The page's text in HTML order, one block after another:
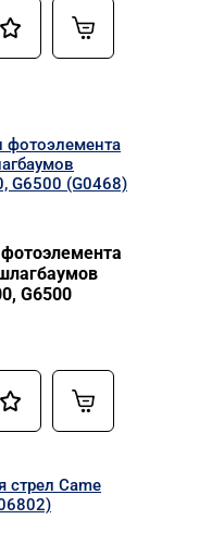
G6500